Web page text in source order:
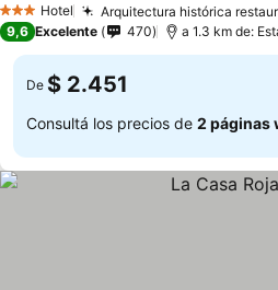
3 Estrellas
Hotel Arquitectura histórica
9,6 Excelente 470 a 1.3 km de:
De $ 2.451
Consultá los precios de 2 páginas